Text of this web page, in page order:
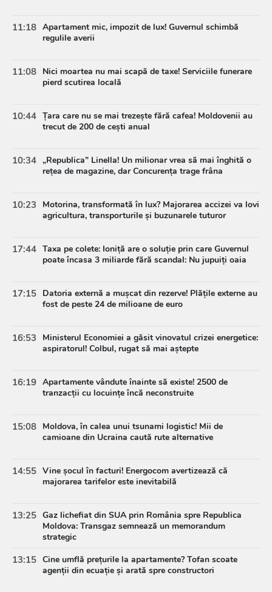
11:18 Apartament mic, impozit de lux! Guvernul schimbă
regulile averii
11:08 Nici moartea nu mai scapă de taxe! Serviciile funerare
pierd scutirea locală
10:44 Țara care nu se mai trezește fără cafea! Moldovenii au
trecut de 200 de cești anual
10:34 „Republica” Linella! Un milionar vrea să mai înghită o
rețea de magazine, dar Concurența trage frâna
10:23
Motorina, transformată în lux? Majorarea accizei va lovi
agricultura, transporturile și buzunarele tuturor
17:44 Taxa pe colete: Ioniță are o soluție prin care Guvernul
poate încasa 3 miliarde fără scandal: Nu jupuiți oaia
17:15 Datoria externă a mușcat din rezerve! Plățile externe au
fost de peste 24 de milioane de euro
16:53
Ministerul Economiei a găsit vinovatul crizei energetice:
aspiratorul! Colbul, rugat să mai aștepte
16:19 Apartamente vândute înainte să existe! 2500 de
tranzacții cu locuințe încă neconstruite
15:08 Moldova, în calea unui tsunami logistic! Mii de
camioane din Ucraina caută rute alternative
14:55 Vine șocul în facturi! Energocom avertizează că
majorarea tarifelor este inevitabilă
13:25 Gaz lichefiat din SUA prin România spre Republica
Moldova: Transgaz semnează un memorandum
strategic
13:15 Cine umflă prețurile la apartamente? Tofan scoate
agenții din ecuație și arată spre constructori